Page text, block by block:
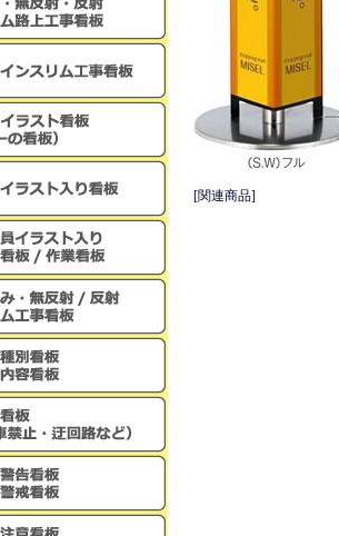
[関連商品]